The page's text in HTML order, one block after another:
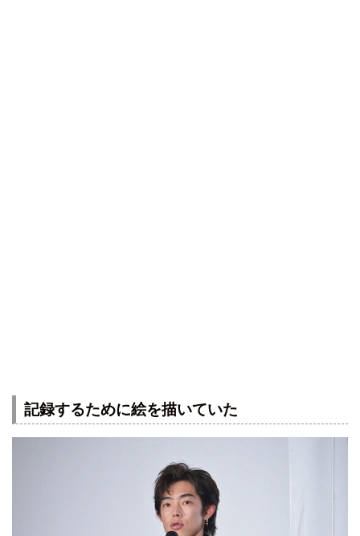
記録するために絵を描いていた